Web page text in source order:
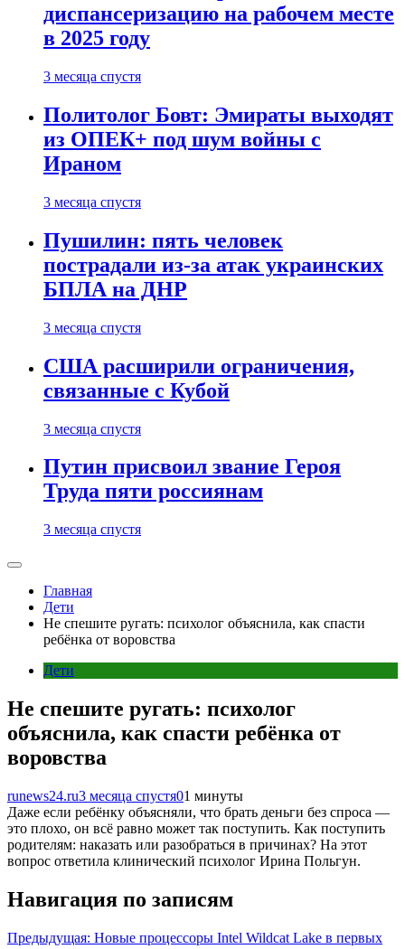
диспансеризацию на рабочем месте
в 2025 году
3 месяца спустя
Политолог Бовт: Эмираты выходят
из ОПЕК+ под шум войны с
Ираном
3 месяца спустя
Пушилин: пять человек
пострадали из-за атак украинских
БПЛА на ДНР
3 месяца спустя
США расширили ограничения,
связанные с Кубой
3 месяца спустя
Путин присвоил звание Героя
Труда пяти россиянам
3 месяца спустя
Главная
Дети
Не спешите ругать: психолог объяснила, как спасти
ребёнка от воровства
Дети
Не спешите ругать: психолог
объяснила, как спасти ребёнка от
воровства
runews24.ru3 месяца спустя01 минуты
Даже если ребёнку объясняли, что брать деньги без спроса —
это плохо, он всё равно может так поступить. Как поступить
родителям: наказать или разобраться в причинах? На этот
вопрос ответила клинический психолог Ирина Польгун.
Навигация по записям
Предыдущая: Новые процессоры Intel Wildcat Lake в первых